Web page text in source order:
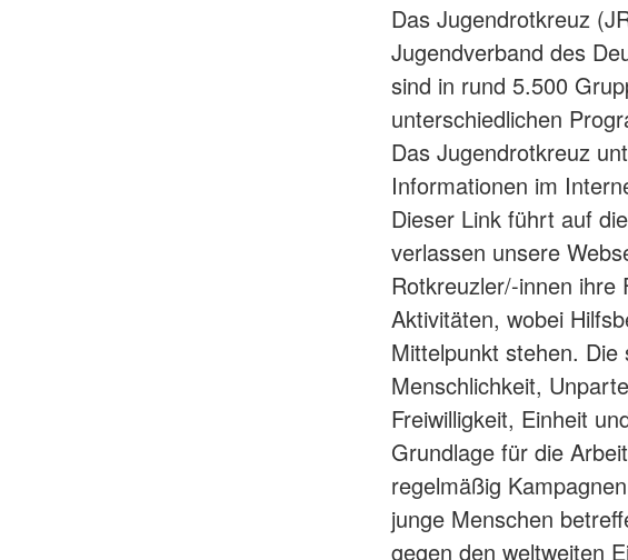
Das Jugendrotkreuz
Jugendverband des
sind in rund 5.500
unterschiedlichen
Das Jugendrotkreuz
Informationen im
Dieser Link führt auf
verlassen unsere
Rotkreuzler/-innen ihre
Aktivitäten, wobei
Mittelpunkt stehen.
Menschlichkeit,
Freiwilligkeit, Einheit
Grundlage für die
regelmäßig
junge Menschen
gegen den weltweiten